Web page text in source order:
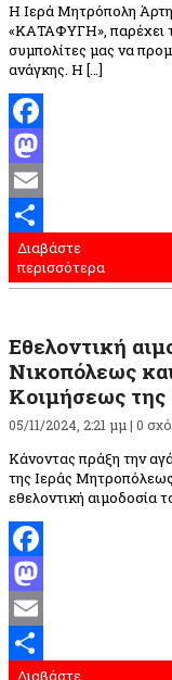
Η Ιερά Μητρόπολη
«ΚΑΤΑΦΥΓΗ», παρέχει
συμπολίτες μας να
ανάγκης. Η […]
Facebook
Mastodon
Email
Μοιραστείτε
Διαβάστε
περισσότερα
Εθελοντική
Νικοπόλεως
Κοιμήσεως της
05/11/2024, 2:21 μμ | 0
Κάνοντας πράξη την
της Ιεράς
εθελοντική αιμοδοσία
Facebook
Mastodon
Email
Διαβάστε